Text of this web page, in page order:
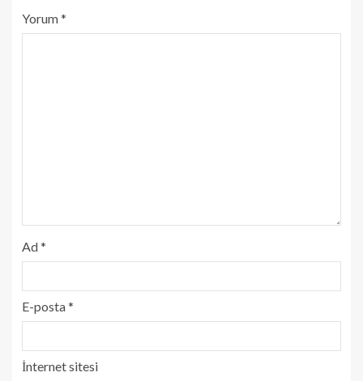
Yorum*
Ad*
E-posta*
İnternet sitesi